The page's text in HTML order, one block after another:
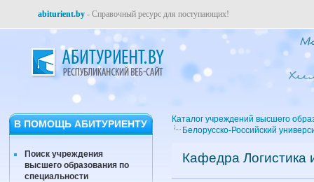
abiturient.by - Справочный ресурс для поступающих!
В ПОМОЩЬ АБИТУРИЕНТУ
Поиск учреждения
высшего образования по
специальности
Каталог учреждений высшего
Белорусско-Российский
Кафедра Логистика